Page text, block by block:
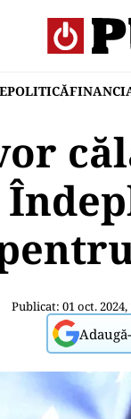
POLITICĂ
Publicat: 01 oct. 2024,